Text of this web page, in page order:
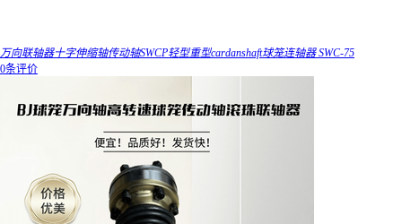
万向联轴器十字伸缩轴传动轴SWCP轻型重型cardanshaft球笼连轴器 SWC-75
0条评价